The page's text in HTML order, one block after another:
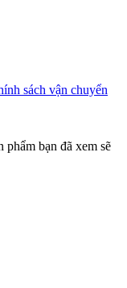
sách vận chuyển
phẩm bạn đã xem sẽ